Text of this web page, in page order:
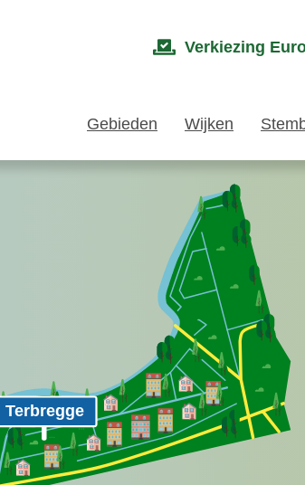
Verkiezing
Gebieden Wijken
Terbregge